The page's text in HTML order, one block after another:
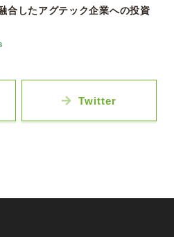
合したアグテック企業への投資
Twitter